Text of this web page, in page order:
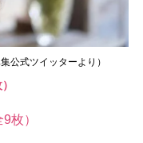
公式ツイッターより）
枚）